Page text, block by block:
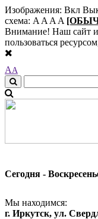
Изображения: Вкл
схема: A A A A
Внимание! Наш сайт
пользоваться
AA
Сегодня -
Мы находимся:
г. Иркутск, ул.